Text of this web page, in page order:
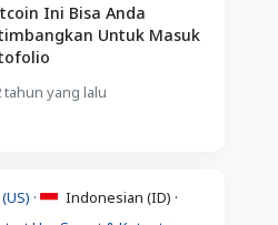
Ini Bisa Anda
Untuk Masuk
tahun yang lalu
·
Indonesian (ID) ·